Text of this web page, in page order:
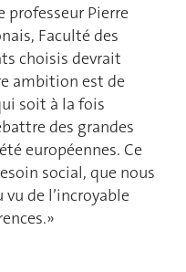
professeur Pierre
Faculté des
choisis devrait
ambition est de
soit à la fois
des grandes
européennes. Ce
social, que nous
de l’incroyable